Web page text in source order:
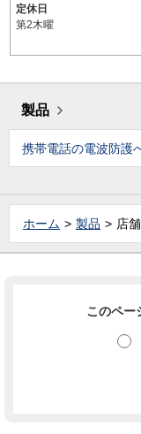
定休日
第2木曜
製品
携帯電話の電波防護
ホーム 製品 店
このペー